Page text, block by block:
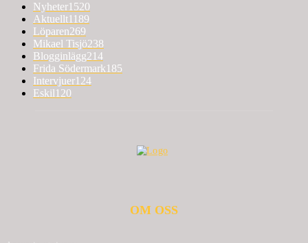
Nyheter1520
Aktuellt1189
Löparen269
Mikael Tisjö238
Blogginlägg214
Frida Södermark185
Intervjuer124
Eskil120
OM OSS